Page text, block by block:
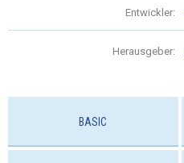
Entwickler:
Herausgeber:
BASIC